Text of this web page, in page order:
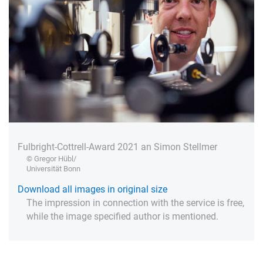
Fulbright-Cottrell-Award 2021 an Simon Stellmer
© Gregor Hübl/
Universität Bonn
Download all images in original size
The impression in connection with the service is free,
while the image specified author is mentioned.